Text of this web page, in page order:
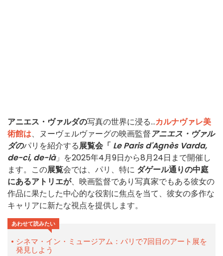
アニエス・ヴァルダの写真の世界に浸る...カルナヴァレ美
術館は、ヌーヴェルヴァーグの映画監督アニエス・ヴァル
ダのパリを紹介する展覧会「 Le Paris d'Agnès Varda,
de-ci, de-là」を2025年4月9日から8月24日まで開催し
ます。この展覧会では、パリ、特に ダゲール通りの中庭
にあるアトリエが、映画監督であり写真家でもある彼女の
作品に果たした中心的な役割に焦点を当て、彼女の多作な
キャリアに新たな視点を提供します。
あわせて読みたい
シネマ・イン・ミュージアム：パリで7回目のアート展を
発見しよう